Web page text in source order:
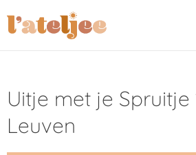
Uitje met je Spruitje
Leuven